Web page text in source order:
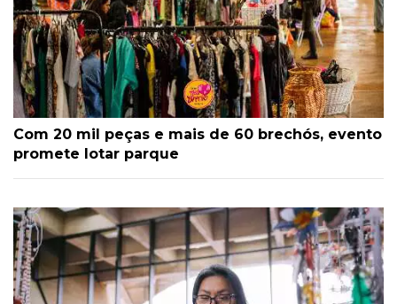
Com 20 mil peças e mais de 60 brechós, evento
promete lotar parque